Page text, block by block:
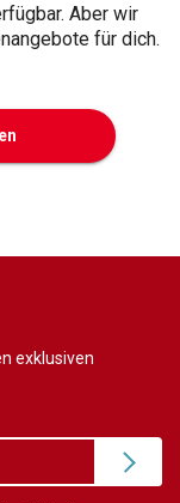
Aber wir
für dich.
exklusiven